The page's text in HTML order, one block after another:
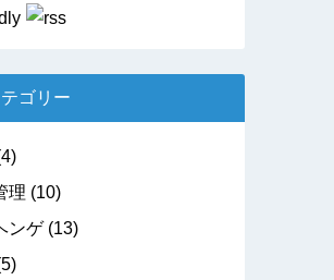
ゴリー
理 (10)
ンゲ(13)